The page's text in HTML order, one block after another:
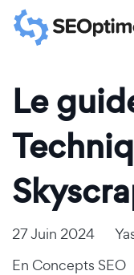
Le
27 Juin 2024
En Concepts SEO